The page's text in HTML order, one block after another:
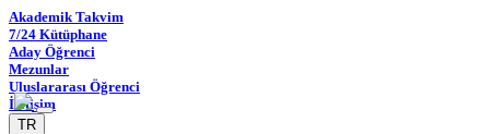
Akademik Takvim
7/24 Kütüphane
Aday Öğrenci
Mezunlar
Uluslararası Öğrenci
İletişim
TR